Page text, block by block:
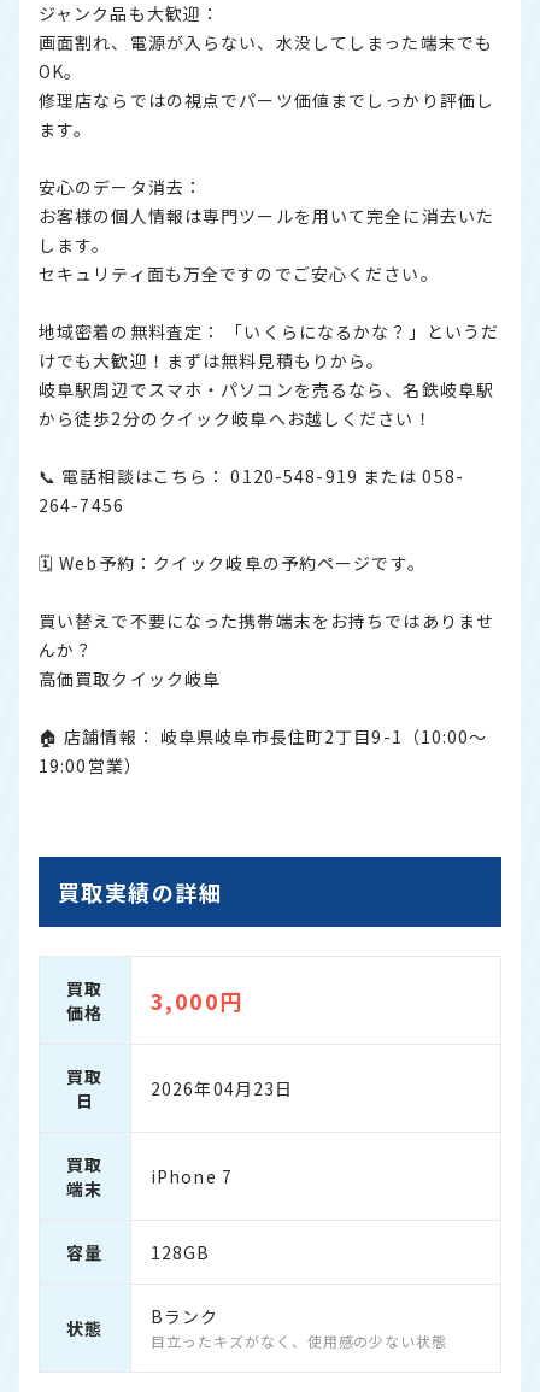
ジャンク品も大歓迎：
画面割れ、電源が入らない、水没してしまった端末でも
OK。
修理店ならではの視点でパーツ価値までしっかり評価し
ます。
安心のデータ消去：
お客様の個人情報は専門ツールを用いて完全に消去いた
します。
セキュリティ面も万全ですのでご安心ください。
地域密着の無料査定： 「いくらになるかな？」というだ
けでも大歓迎！まずは無料見積もりから。
岐阜駅周辺でスマホ・パソコンを売るなら、名鉄岐阜駅
から徒歩2分のクイック岐阜へお越しください！
📞 電話相談はこちら： 0120-548-919 または 058-
264-7456
🗓 Web予約： クイック岐阜の予約ページです。
買い替えで不要になった携帯端末をお持ちではありませ
んか？
高価買取クイック岐阜
🏠 店舗情報： 岐阜県岐阜市長住町2丁目9-1（10:00〜
19:00営業）
買取実績の詳細
買取
価格
3,000円
買取
日
2026年04月23日
買取
端末
iPhone 7
容量 128GB
状態 Bランク
目立ったキズがなく、使用感の少ない状態